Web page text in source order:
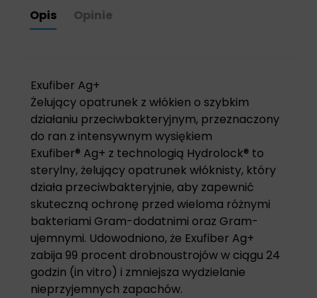
Opis Opinie
Exufiber Ag+
Żelujący opatrunek z włókien o szybkim
działaniu przeciwbakteryjnym, przeznaczony
do ran z intensywnym wysiękiem
Exufiber® Ag+ z technologią Hydrolock® to
sterylny, żelujący opatrunek włóknisty, który
działa przeciwbakteryjnie, aby zapewnić
skuteczną ochronę przed wieloma różnymi
bakteriami Gram-dodatnimi oraz Gram-
ujemnymi. Udowodniono, że Exufiber Ag+
zabija 99 procent drobnoustrojów w ciągu 24
godzin (in vitro) i zmniejsza wydzielanie
nieprzyjemnych zapachów.